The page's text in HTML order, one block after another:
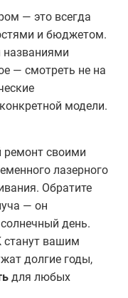
— это всегда
и бюджетом.
названиями
— смотреть не на
модели.
ремонт своими
лазерного
Обратите
— он
день.
станут вашим
долгие годы,
для любых